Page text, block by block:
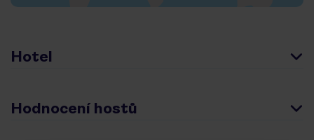
Hotel
Hodnocení hostů